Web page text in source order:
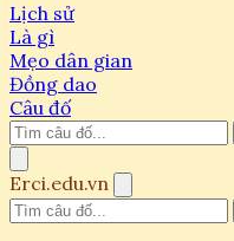
Lịch sử
Là gì
Mẹo dân gian
Đồng dao
Câu đố
Erci.edu.vn